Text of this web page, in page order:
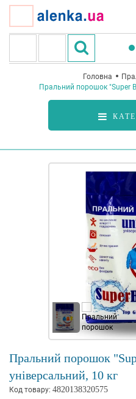
Головна
Пральний порошок "Super
Пральний порошок
універсальний, 10 кг
Код товару: 4820138320575